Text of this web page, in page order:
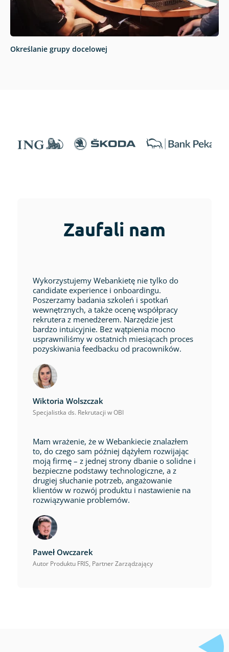
Określanie grupy docelowej
Zaufali nam
Wykorzystujemy Webankietę nie tylko do
candidate experience i onboardingu.
Poszerzamy badania szkoleń i spotkań
wewnętrznych, a także ocenę współpracy
rekrutera z menedżerem. Narzędzie jest
bardzo intuicyjnie. Bez wątpienia mocno
usprawniliśmy w ostatnich miesiącach proces
pozyskiwania feedbacku od pracowników.
Wiktoria Wolszczak
Specjalistka ds. Rekrutacji w OBI
Mam wrażenie, że w Webankiecie znalazłem
to, do czego sam później dążyłem rozwijając
moją firmę – z jednej strony dbanie o solidne i
bezpieczne podstawy technologiczne, a z
drugiej słuchanie potrzeb, angażowanie
klientów w rozwój produktu i nastawienie na
rozwiązywanie problemów.
Paweł Owczarek
Autor Produktu FRIS, Partner Zarządzający